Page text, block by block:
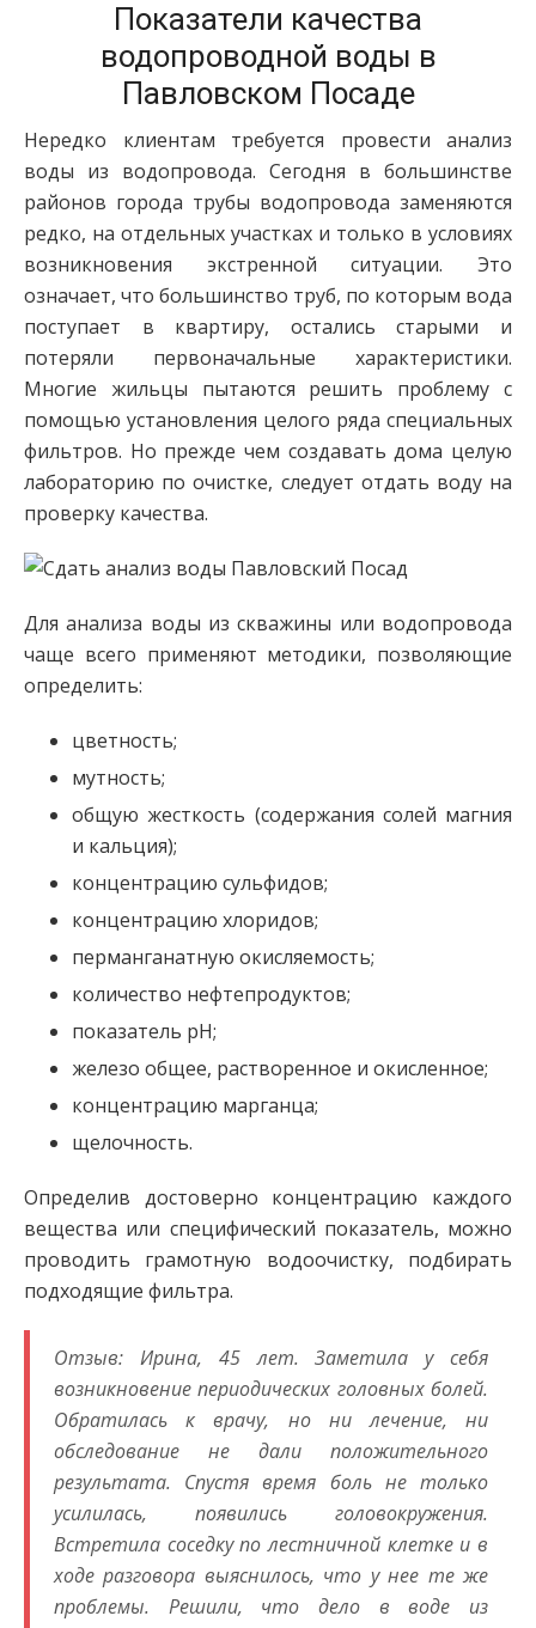
Показатели качества
водопроводной воды в
Павловском Посаде
Нередко клиентам требуется провести анализ
воды из водопровода. Сегодня в большинстве
районов города трубы водопровода заменяются
редко, на отдельных участках и только в условиях
возникновения экстренной ситуации. Это
означает, что большинство труб, по которым вода
поступает в квартиру, остались старыми и
потеряли первоначальные характеристики.
Многие жильцы пытаются решить проблему с
помощью установления целого ряда специальных
фильтров. Но прежде чем создавать дома целую
лабораторию по очистке, следует отдать воду на
проверку качества.
Для анализа воды из скважины или водопровода
чаще всего применяют методики, позволяющие
определить:
цветность;
мутность;
общую жесткость (содержания солей магния
и кальция);
концентрацию сульфидов;
концентрацию хлоридов;
перманганатную окисляемость;
количество нефтепродуктов;
показатель рН;
железо общее, растворенное и окисленное;
концентрацию марганца;
щелочность.
Определив достоверно концентрацию каждого
вещества или специфический показатель, можно
проводить грамотную водоочистку, подбирать
подходящие фильтра.
Отзыв: Ирина, 45 лет. Заметила у себя
возникновение периодических головных болей.
Обратилась к врачу, но ни лечение, ни
обследование не дали положительного
результата. Спустя время боль не только
усилилась, появились головокружения.
Встретила соседку по лестничной клетке и в
ходе разговора выяснилось, что у нее те же
проблемы. Решили, что дело в воде из